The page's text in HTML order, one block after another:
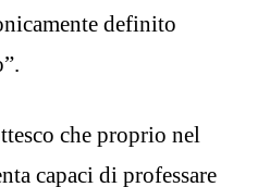
definito
che proprio nel
capaci di professare